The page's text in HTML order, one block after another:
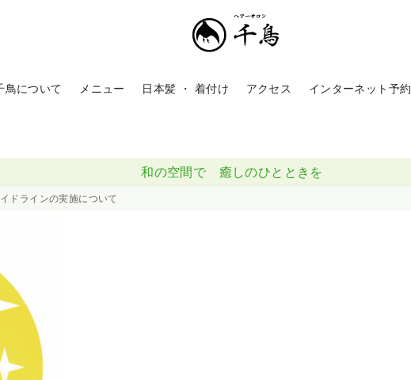
鳥について メニュー 日本髪 ・ 着付け アクセス インターネット予約
和の空間で 癒しのひとときを
ドラインの実施について